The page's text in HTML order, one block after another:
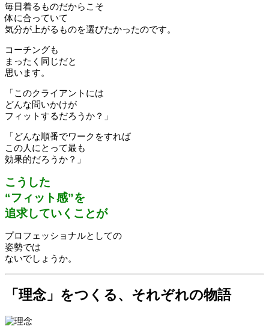
毎日着るものだからこそ
体に合っていて
気分が上がるものを選びたかったのです。
コーチングも
まったく同じだと
思います。
「このクライアントには
どんな問いかけが
フィットするだろうか？」
「どんな順番でワークをすれば
この人にとって最も
効果的だろうか？」
こうした
“フィット感”を
追求していくことが
プロフェッショナルとしての
姿勢では
ないでしょうか。
「理念」をつくる、それぞれの物語